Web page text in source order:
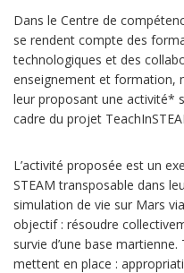
Dans le Centre de
se rendent compte des
technologiques et des
enseignement et formation,
leur proposant une activité*
cadre du projet
L’activité proposée est un
STEAM transposable dans
simulation de vie sur Mars
objectif : résoudre
survie d’une base
mettent en place :